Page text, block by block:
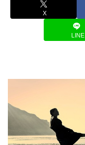
X
LINE